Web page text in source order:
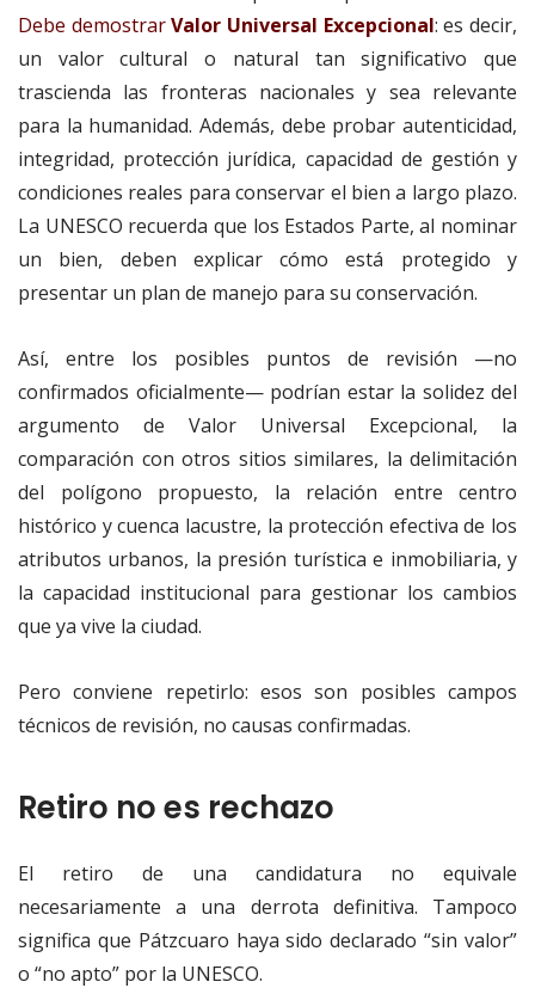
Debe demostrarValor Universal Excepcional: es decir,
un valor cultural o natural tan significativo que
trascienda las fronteras nacionales y sea relevante
para la humanidad. Además, debe probar autenticidad,
integridad, protección jurídica, capacidad de gestión y
condiciones reales para conservar el bien a largo plazo.
La UNESCO recuerda que los Estados Parte, al nominar
un bien, deben explicar cómo está protegido y
presentar un plan de manejo para su conservación.
Así, entre los posibles puntos de revisión —no
confirmados oficialmente— podrían estar la solidez del
argumento de Valor Universal Excepcional, la
comparación con otros sitios similares, la delimitación
del polígono propuesto, la relación entre centro
histórico y cuenca lacustre, la protección efectiva de los
atributos urbanos, la presión turística e inmobiliaria, y
la capacidad institucional para gestionar los cambios
que ya vive la ciudad.
Pero conviene repetirlo: esos son posibles campos
técnicos de revisión, no causas confirmadas.
Retiro no es rechazo
El retiro de una candidatura no equivale
necesariamente a una derrota definitiva. Tampoco
significa que Pátzcuaro haya sido declarado “sin valor”
o “no apto” por la UNESCO.